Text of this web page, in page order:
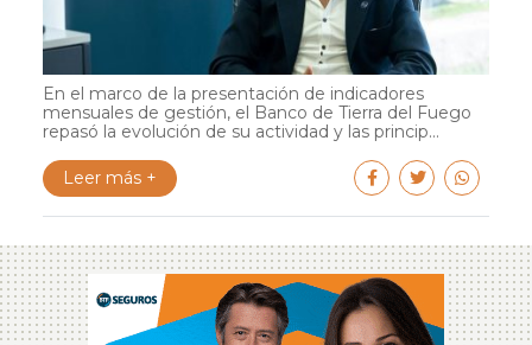
En el marco de la presentación de indicadores
mensuales de gestión, el Banco de Tierra del Fuego
repasó la evolución de su actividad y las princip...
Leer más +